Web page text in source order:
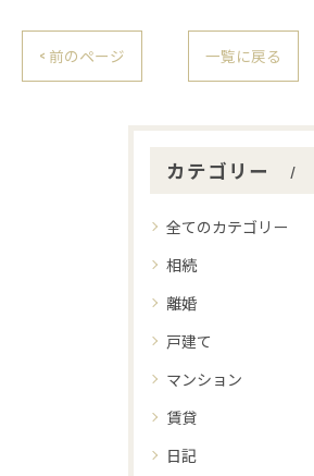
< 前のページ 一覧に戻る
カテゴリー
全てのカテゴリー
相続
離婚
戸建て
マンション
賃貸
日記